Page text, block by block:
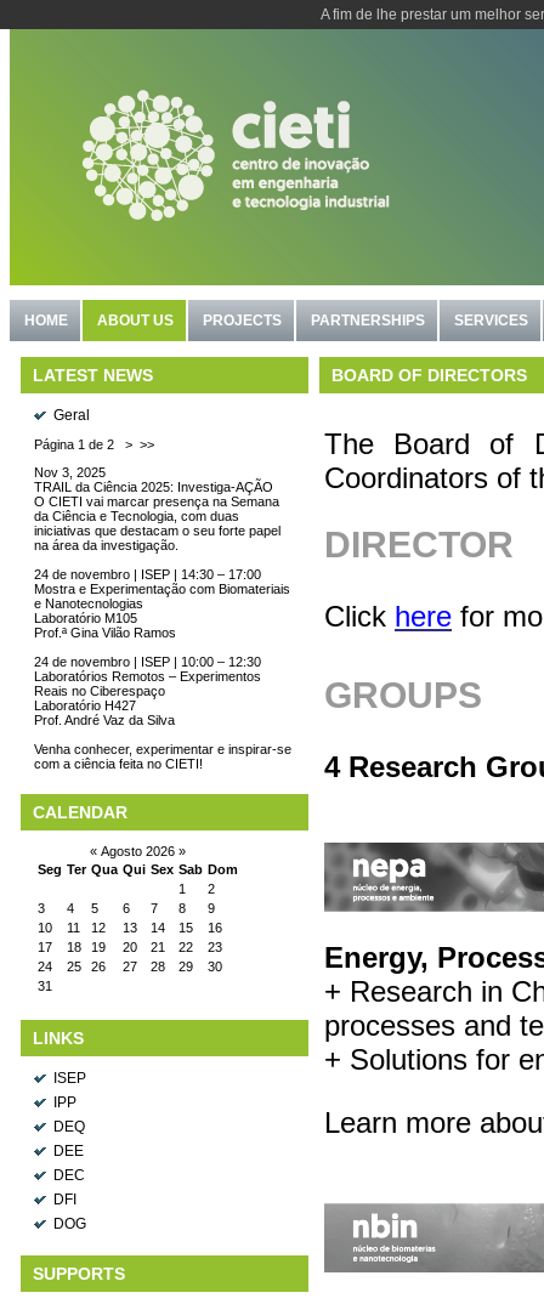
A fim de lhe prestar um melhor
HOME ABOUT US PROJECTS PARTNERSHIPS SERVICES
LATEST NEWS
Geral
Página 1 de 2 > >>
Nov 3, 2025
TRAIL da Ciência 2025: Investiga-AÇÃO
O CIETI vai marcar presença na Semana
da Ciência e Tecnologia, com duas
iniciativas que destacam o seu forte papel
na área da investigação.
24 de novembro | ISEP | 14:30 – 17:00
Mostra e Experimentação com Biomateriais
e Nanotecnologias
Laboratório M105
Prof.ª Gina Vilão Ramos
24 de novembro | ISEP | 10:00 – 12:30
Laboratórios Remotos – Experimentos
Reais no Ciberespaço
Laboratório H427
Prof. André Vaz da Silva
Venha conhecer, experimentar e inspirar-se
com a ciência feita no CIETI!
CALENDAR
« Agosto 2026 »
Seg Ter Qua Qui Sex Sab Dom
1
2
3
4 5 6 7 8
9
10
11 12 13 14 15
16
17
18 19 20 21 22
23
24
25 26 27 28 29
30
31
LINKS
ISEP
IPP
DEQ
DEE
DEC
DFI
DOG
SUPPORTS
BOARD OF DIRECTORS
The Board of
Coordinators of
DIRECTOR
Click here for
GROUPS
4 Research
Energy,
+ Research in
processes and
+ Solutions for
Learn more